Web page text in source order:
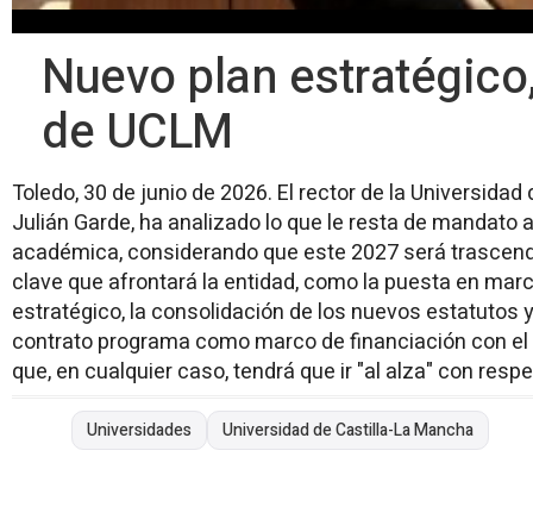
Nuevo plan
de UCLM
Toledo, 30 de junio de 2026. El rector de la
Julián Garde, ha analizado lo que le resta de
académica, considerando que este 2027 será
clave que afrontará la entidad, como la puesta en
estratégico, la consolidación de los nuevos estatutos
contrato programa como marco de financiación con
que, en cualquier caso, tendrá que ir "al alza" con
Universidades Universidad de Castilla-La Mancha